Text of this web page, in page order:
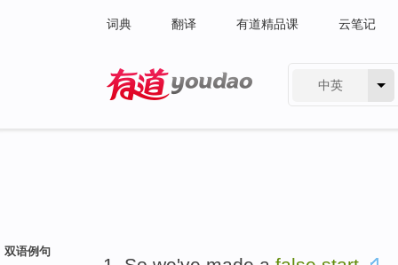
词典 翻译 有道精品课 云笔记
中英
双语例句